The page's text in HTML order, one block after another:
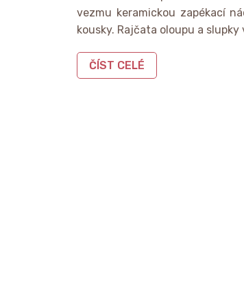
vezmu keramickou zapékací
kousky. Rajčata oloupu a
ČÍST CELÉ